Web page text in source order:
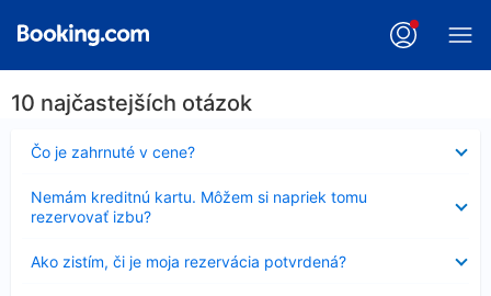
10 najčastejších otázok
Čo je zahrnuté v cene?
Nezobrazuje
sa
Nemám kreditnú kartu. Môžem si napriek tomu
rezervovať izbu?
sa
Ako zistím, či je moja rezervácia potvrdená?
sa